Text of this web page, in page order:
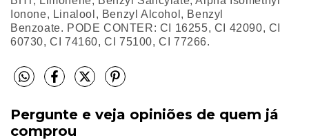
Ionone, Linalool, Benzyl Alcohol, Benzyl
Benzoate. PODE CONTER: CI 16255, CI 42090, CI
60730, CI 74160, CI 75100, CI 77266.
Pergunte e veja opiniões de quem já
comprou